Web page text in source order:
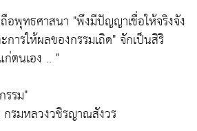
อพุทธศาสนา "พึงมีปัญญาเชื่อให้จริงจัง
การให้ผลของกรรมเถิด"จักเป็นสิริ
ตนเอง .. "
รม"
กรมหลวงวชิรญาณสังวร